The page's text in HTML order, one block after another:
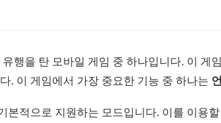
행을 탄 모바일 게임 중 하나입니다. 이 게
. 이 게임에서 가장 중요한 기능 중 하나는
본적으로 지원하는 모드입니다. 이를 이용